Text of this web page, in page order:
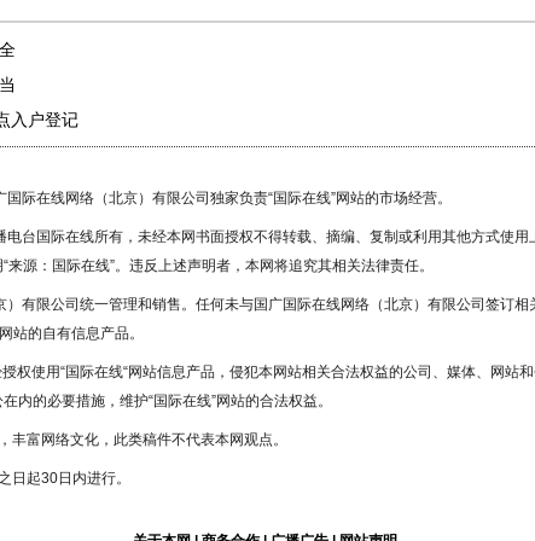
入户登记
际在线网络（北京）有限公司独家负责“国际在线”网站的市场经营。
台国际在线所有，未经本网书面授权不得转载、摘编、复制或利用其他方式使用
源：国际在线”。违反上述声明者，本网将追究其相关法律责任。
有限公司统一管理和销售。任何未与国广国际在线网络（北京）有限公司签订相
站的自有信息产品。
权使用“国际在线“网站信息产品，侵犯本网站相关合法权益的公司、媒体、网站
内的必要措施，维护“国际在线”网站的合法权益。
富网络文化，此类稿件不代表本网观点。
日起30日内进行。